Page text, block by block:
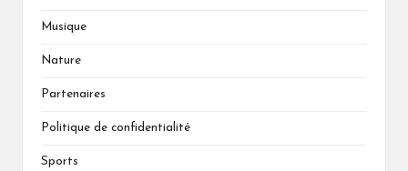
Musique
Nature
Partenaires
Politique de confidentialité
Sports